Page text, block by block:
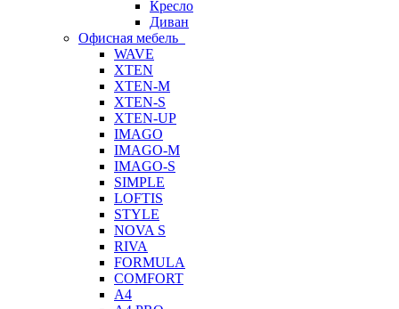
Кресло
Диван
Офисная мебель
WAVE
XTEN
XTEN-M
XTEN-S
XTEN-UP
IMAGO
IMAGO-M
IMAGO-S
SIMPLE
LOFTIS
STYLE
NOVA S
RIVA
FORMULA
COMFORT
A4